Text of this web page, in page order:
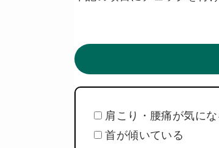
肩こり・腰痛が気にな
首が傾いている